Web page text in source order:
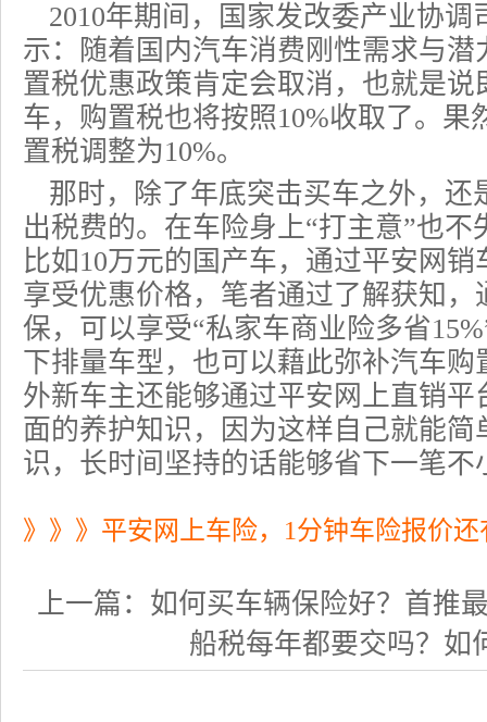
2010年期间，国家发改委产业协
示：随着国内汽车消费刚性需求与潜
置税优惠政策肯定会取消，也就是
车，购置税也将按照10%收取了。果
置税调整为10%。
那时，除了年底突击买车之外，还
出税费的。在车险身上“打主意”也
比如10万元的国产车，通过平安网销
享受优惠价格，笔者通过了解获知，
保，可以享受“私家车商业险多省
下排量车型，也可以藉此弥补汽车
外新车主还能够通过平安网上直销
面的养护知识，因为这样自己就能
识，长时间坚持的话能够省下一笔
》》》平安网上车险，1分钟车险报价
上一篇： 如何买车辆保险好？首推
船税每年都要交吗？如